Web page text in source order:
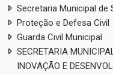
Secretaria Municipal de
Proteção e Defesa Civil
Guarda Civil Municipal
SECRETARIA
INOVAÇÃO E DESENVOL